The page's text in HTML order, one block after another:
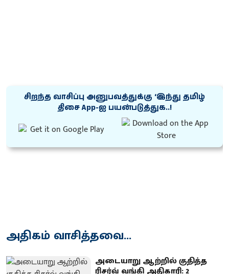
சிறந்த வாசிப்பு அனுபவத்துக்கு ‘இந்து தமிழ்
திசை App-ஐ பயன்படுத்துக..!
அதிகம் வாசித்தவை...
அடையாறு ஆற்றில் குதித்த
ரிசர்வ் வங்கி அதிகாரி: 2